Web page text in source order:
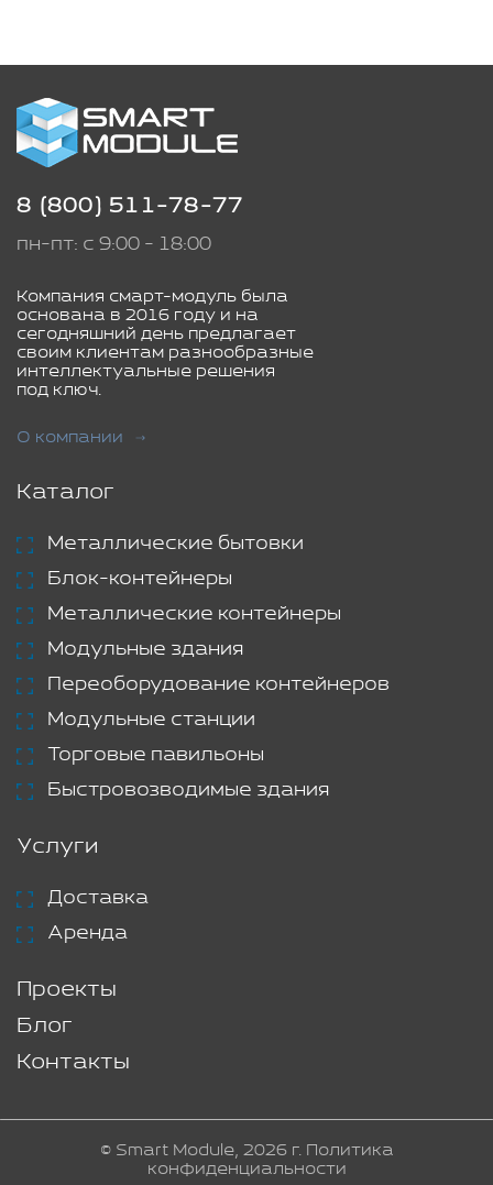
8 (800) 511-78-77
пн-пт: с 9:00 - 18:00
Компания смарт-модуль была
основана в 2016 году и на
сегодняшний день предлагает
своим клиентам разнообразные
интеллектуальные решения
под ключ.
О компании
Каталог
Металлические бытовки
Блок-контейнеры
Металлические контейнеры
Модульные здания
Переоборудование контейнеров
Модульные станции
Торговые павильоны
Быстровозводимые здания
Услуги
Доставка
Аренда
Проекты
Блог
Контакты
© Smart Module, 2026 г. Политика
конфиденциальности